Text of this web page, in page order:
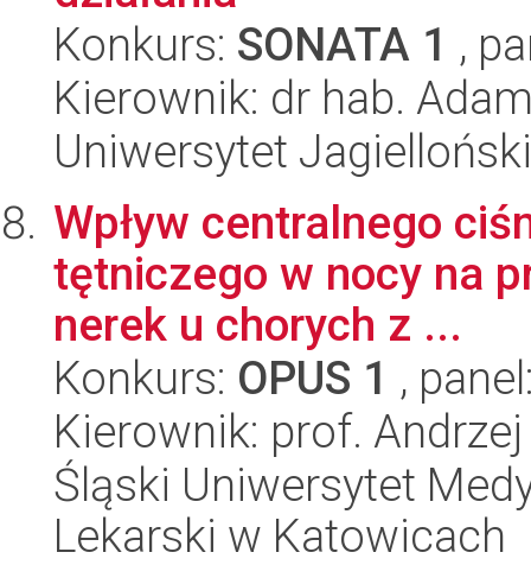
Konkurs: SONATA 1 ,
Kierownik: dr hab.
Uniwersytet
Wpływ centralnego
tętniczego w nocy na
nerek u chorych z ...
Konkurs: OPUS 1 ,
Kierownik: prof.
Śląski Uniwersytet
Lekarski w Katowicach